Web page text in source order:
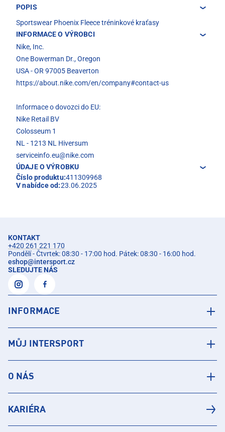
POPIS
Sportswear Phoenix Fleece tréninkové kraťasy
INFORMACE O VÝROBCI
Nike, Inc.
One Bowerman Dr., Oregon
USA - OR 97005 Beaverton
https://about.nike.com/en/company#contact-us
Informace o dovozci do EU:
Nike Retail BV
Colosseum 1
NL - 1213 NL Hiversum
serviceinfo.eu@nike.com
ÚDAJE O VÝROBKU
Číslo produktu:411309968
V nabídce od:23.06.2025
KONTAKT
+420 261 221 170
Pondělí - Čtvrtek: 08:30 - 17:00 hod. Pátek: 08:30 - 16:00 hod.
eshop@intersport.cz
SLEDUJTE NÁS
INFORMACE
MŮJ INTERSPORT
O NÁS
KARIÉRA